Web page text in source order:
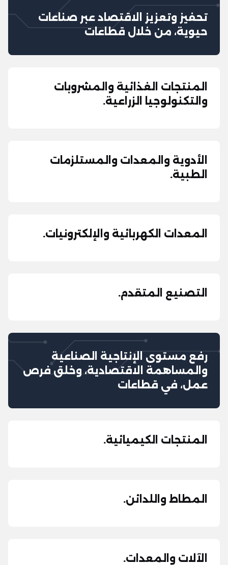
تحفيز وتعزيز الاقتصاد عبر صناعات
حيوية، من خلال قطاعات
المنتجات الغذائية والمشروبات
والتكنولوجيا الزراعية.
الأدوية والمعدات والمستلزمات
الطبية.
المعدات الكهربائية والإلكترونيات.
التصنيع المتقدم.
رفع مستوى الإنتاجية الصناعية
والمساهمة الاقتصادية، وخلق فرص
عمل، في قطاعات
المنتجات الكيميائية.
المطاط واللدائن.
الآلات والمعدات.